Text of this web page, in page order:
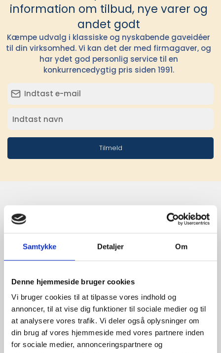
Samtykke Detaljer Om
Denne hjemmeside bruger cookies
Vi bruger cookies til at tilpasse vores indhold og
annoncer, til at vise dig funktioner til sociale medier og til
at analysere vores trafik. Vi deler også oplysninger om
din brug af vores hjemmeside med vores partnere inden
for sociale medier, annonceringspartnere og
information om tilbud, nye varer og
andet godt
Kæmpe udvalg i klassiske og nyskabende gaveidéer
til din virksomhed. Vi kan det der med firmagaver, og
har ydet god personlig service til en
konkurrencedygtig pris siden 1991.
Tilmeld
leverandører
giver større
udvalg
For at sikre høj kvalitet og stor
leveringssikkerhed samarbejder vi
med de største og mest
anerkendte leverandører inden for